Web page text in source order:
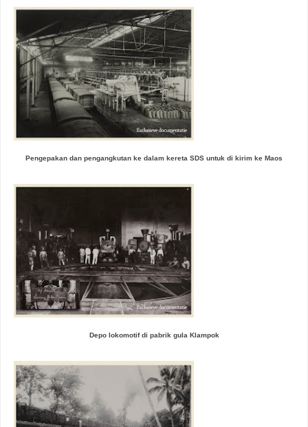
Pengepakan dan pengangkutan ke dalam kereta SDS untuk di kirim ke Maos
Depo lokomotif di pabrik gula Klampok